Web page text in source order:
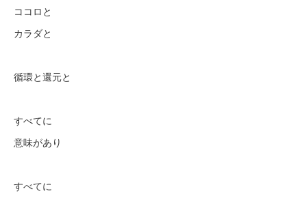
ココロと
カラダと
循環と還元と
すべてに
意味があり
すべてに